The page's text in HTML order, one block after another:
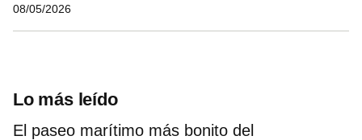
08/05/2026
Lo más leído
El paseo marítimo más bonito del